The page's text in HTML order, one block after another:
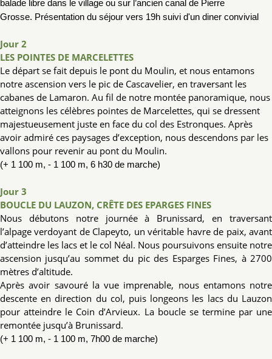
balade libre dans le village ou sur l’ancien canal de Pierre
Grosse. Présentation du séjour vers 19h suivi d'un diner convivial
Jour 2
LES POINTES DE MARCELETTES
Le départ se fait depuis le pont du Moulin, et nous entamons
notre ascension vers le pic de Cascavelier, en traversant les
cabanes de Lamaron. Au fil de notre montée panoramique, nous
atteignons les célèbres pointes de Marcelettes, qui se dressent
majestueusement juste en face du col des Estronques. Après
avoir admiré ces paysages d’exception, nous descendons par les
vallons pour revenir au pont du Moulin.
(+ 1 100 m, - 1 100 m, 6 h30 de marche)
Jour 3
BOUCLE DU LAUZON, CRÊTE DES EPARGES FINES
Nous débutons notre journée à Brunissard, en traversant
l’alpage verdoyant de Clapeyto, un véritable havre de paix, avant
d’atteindre les lacs et le col Néal. Nous poursuivons ensuite notre
ascension jusqu’au sommet du pic des Esparges Fines, à 2700
mètres d’altitude.
Après avoir savouré la vue imprenable, nous entamons notre
descente en direction du col, puis longeons les lacs du Lauzon
pour atteindre le Coin d’Arvieux. La boucle se termine par une
remontée jusqu’à Brunissard.
(+ 1 100 m, - 1 100 m, 7h00 de marche)